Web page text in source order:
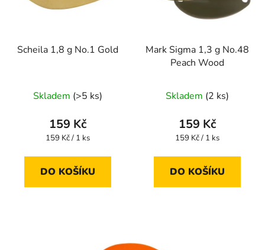
Scheila 1,8 g No.1 Gold
Skladem (>5 ks)
159 Kč
Měrná
159 Kč / 1 ks
DO KOŠÍKU
Mark Sigma 1,3 g No.48
Peach Wood
Skladem (2 ks)
159 Kč
Měrná
159 Kč / 1 ks
DO KOŠÍKU